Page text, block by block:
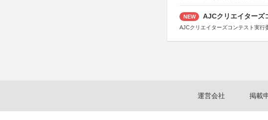
NEW AJCクリエイターズ
AJCクリエイターズコンテスト実行
運営会社 掲載